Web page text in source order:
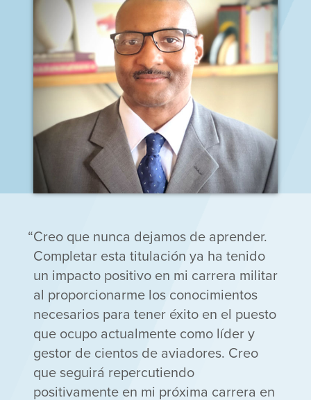
Creo que nunca dejamos de aprender.
Completar esta titulación ya ha tenido
un impacto positivo en mi carrera militar
al proporcionarme los conocimientos
necesarios para tener éxito en el puesto
que ocupo actualmente como líder y
gestor de cientos de aviadores. Creo
que seguirá repercutiendo
positivamente en mi próxima carrera en